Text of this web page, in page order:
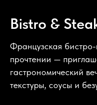
Bistro &
Французская
прочтении —
гастрономический
текстуры, соусы и